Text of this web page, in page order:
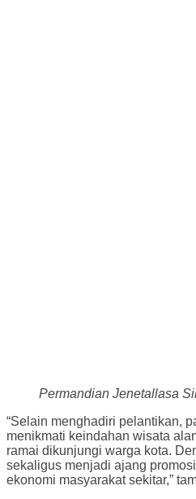
Permandian Jenetallasa
“Selain menghadiri pelantikan,
menikmati keindahan wisata
ramai dikunjungi warga kota.
sekaligus menjadi ajang
ekonomi masyarakat sekitar,”